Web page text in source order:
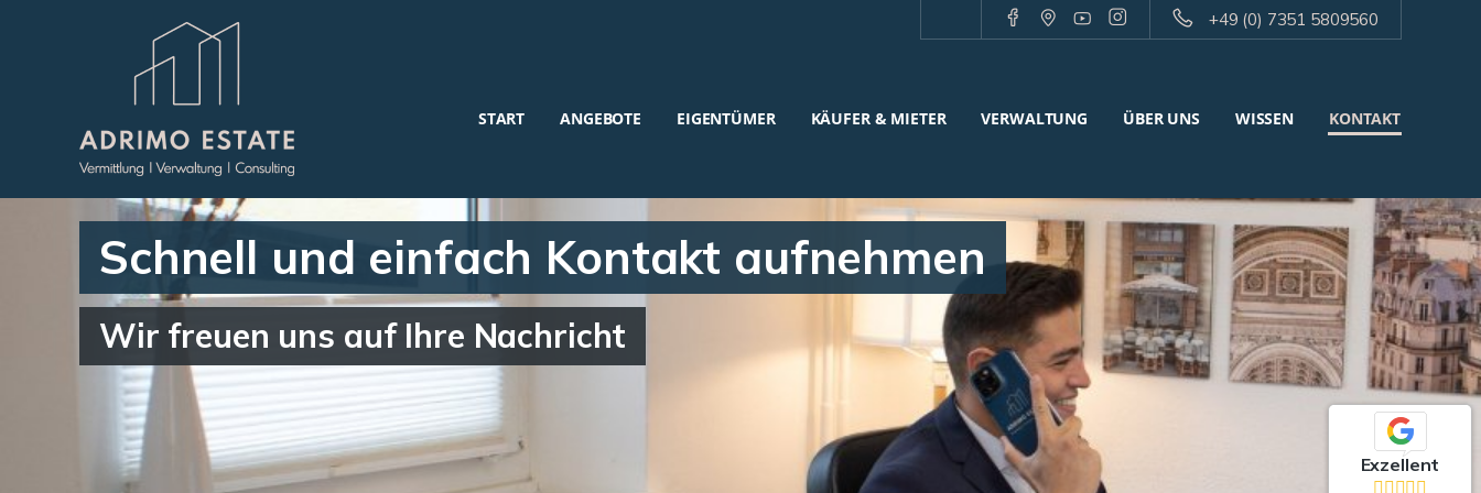
+49 (0) 7351 5809560
START ANGEBOTE EIGENTÜMER KÄUFER & MIETER VERWALTUNG ÜBER UNS WISSEN KONTAKT
Schnell und einfach Kontakt aufnehmen
Wir freuen uns auf Ihre Nachricht
Exzellent